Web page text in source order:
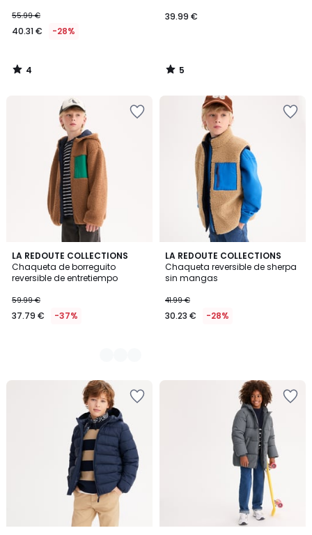
55.99 €
40.31 € -28%
4
/
39.99 €
5
/
LA REDOUTE COLLECTIONS
Chaqueta de borreguito
reversible de entretiempo
59.99 €
37.79 € -37%
2
Colores
LA REDOUTE COLLECTIONS
Chaqueta reversible de sherpa
sin mangas
41.99 €
30.23 € -28%